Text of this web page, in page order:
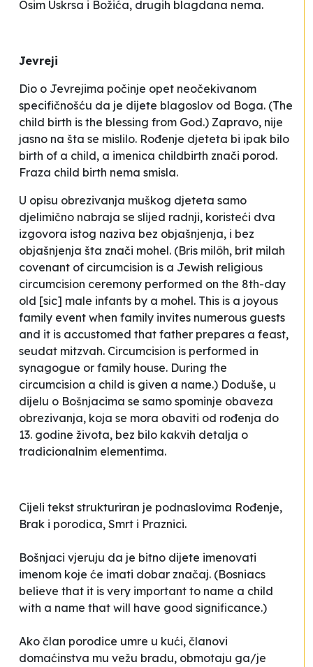
Osim Uskrsa i Božića, drugih blagdana nema.
Jevreji
Dio o Jevrejima počinje opet neočekivanom
specifičnošću da je dijete blagoslov od Boga. (The
child birth is the blessing from God.) Zapravo, nije
jasno na šta se mislilo. Rođenje djeteta bi ipak bilo
birth of a child, a imenica childbirth znači porod.
Fraza child birth nema smisla.
U opisu obrezivanja muškog djeteta samo
djelimično nabraja se slijed radnji, koristeći dva
izgovora istog naziva bez objašnjenja, i bez
objašnjenja šta znači mohel. (Bris milôh, brit milah
covenant of circumcision is a Jewish religious
circumcision ceremony performed on the 8th-day
old [sic] male infants by a mohel. This is a joyous
family event when family invites numerous guests
and it is accustomed that father prepares a feast,
seudat mitzvah. Circumcision is performed in
synagogue or family house. During the
circumcision a child is given a name.) Doduše, u
dijelu o Bošnjacima se samo spominje obaveza
obrezivanja, koja se mora obaviti od rođenja do
13. godine života, bez bilo kakvih detalja o
tradicionalnim elementima.
Cijeli tekst strukturiran je podnaslovima Rođenje,
Brak i porodica, Smrt i Praznici.
Bošnjaci vjeruju da je bitno dijete imenovati
imenom koje će imati dobar značaj. (Bosniacs
believe that it is very important to name a child
with a name that will have good significance.)
Ako član porodice umre u kući, članovi
domaćinstva mu vežu bradu, obmotaju ga/je